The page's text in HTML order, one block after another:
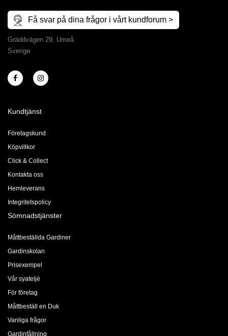
Få svar på dina frågor i vårt kundforum >
Gräddvägen 29, Umeå
Sverige
Kundtjänst
Företagskund
Köpvillkor
Click & Collect
Kontakta oss
Hemleverans
Integritetspolicy
Sömnadstjänster
Måttbeställda Gardiner
Gardinskolan
Prisexempel
Vår syateljé
För företag
Måttbeställ en Duk
Vanliga frågor
Gardinfållning